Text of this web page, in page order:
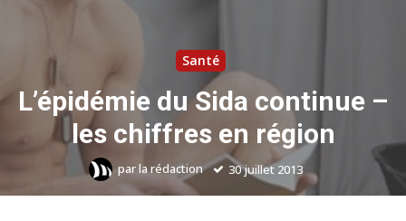
Santé
L’épidémie du Sida continue –
les chiffres en région
parla rédaction 30 juillet 2013